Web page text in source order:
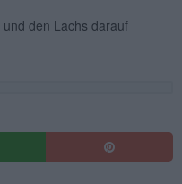
den Lachs darauf